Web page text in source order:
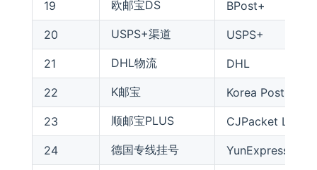
19 欧邮宝DS BPost+
20 USPS+渠道 USPS+
21 DHL物流 DHL
22 K邮宝 Korea Post
23 顺邮宝PLUS CJPacket Liquid
24 德国专线挂号 YunExpress